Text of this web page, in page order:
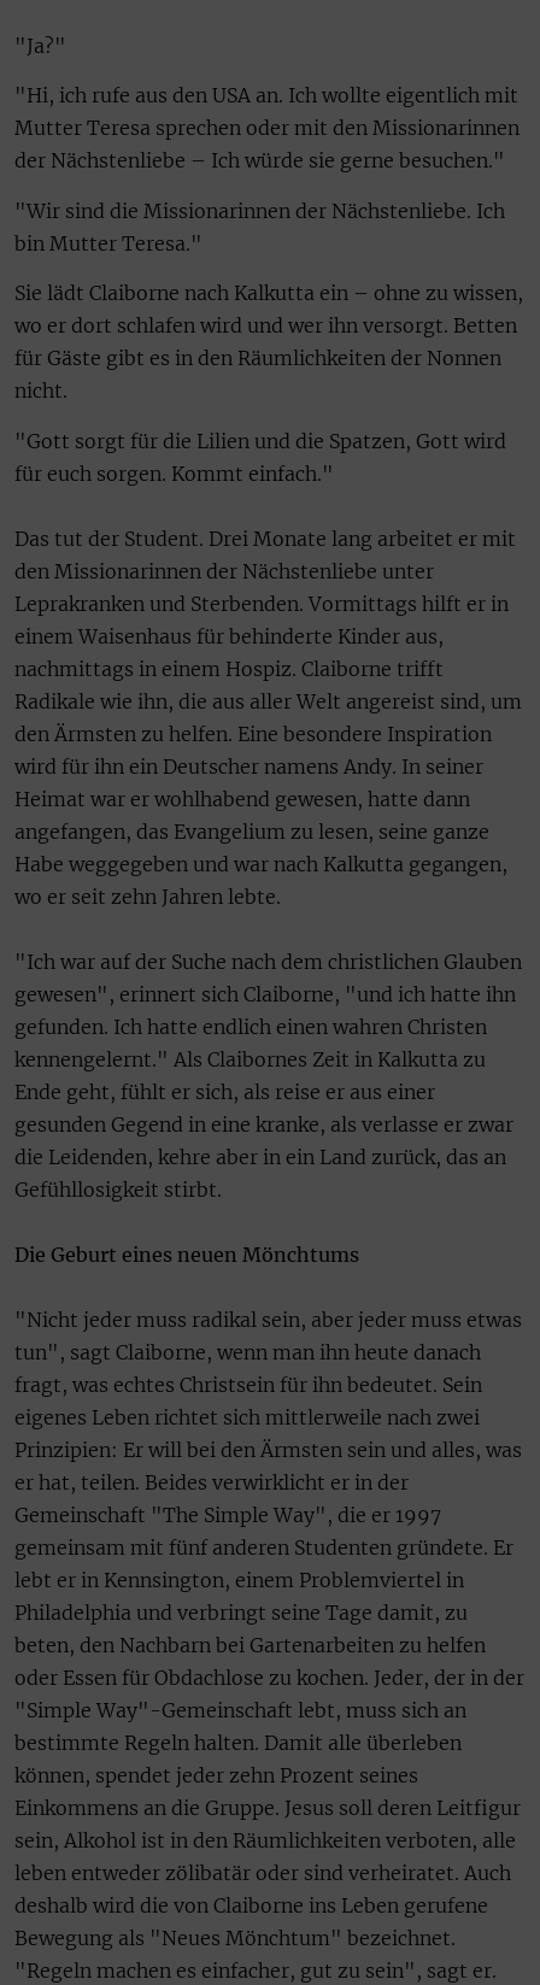
"Ja?"
"Hi, ich rufe aus den USA an. Ich wollte eigentlich mit
Mutter Teresa sprechen oder mit den Missionarinnen
der Nächstenliebe – Ich würde sie gerne besuchen."
"Wir sind die Missionarinnen der Nächstenliebe. Ich
bin Mutter Teresa."
Sie lädt Claiborne nach Kalkutta ein – ohne zu wissen,
wo er dort schlafen wird und wer ihn versorgt. Betten
für Gäste gibt es in den Räumlichkeiten der Nonnen
nicht.
"Gott sorgt für die Lilien und die Spatzen, Gott wird
für euch sorgen. Kommt einfach."
Das tut der Student. Drei Monate lang arbeitet er mit
den Missionarinnen der Nächstenliebe unter
Leprakranken und Sterbenden. Vormittags hilft er in
einem Waisenhaus für behinderte Kinder aus,
nachmittags in einem Hospiz. Claiborne trifft
Radikale wie ihn, die aus aller Welt angereist sind, um
den Ärmsten zu helfen. Eine besondere Inspiration
wird für ihn ein Deutscher namens Andy. In seiner
Heimat war er wohlhabend gewesen, hatte dann
angefangen, das Evangelium zu lesen, seine ganze
Habe weggegeben und war nach Kalkutta gegangen,
wo er seit zehn Jahren lebte.
"Ich war auf der Suche nach dem christlichen Glauben
gewesen", erinnert sich Claiborne, "und ich hatte ihn
gefunden. Ich hatte endlich einen wahren Christen
kennengelernt." Als Claibornes Zeit in Kalkutta zu
Ende geht, fühlt er sich, als reise er aus einer
gesunden Gegend in eine kranke, als verlasse er zwar
die Leidenden, kehre aber in ein Land zurück, das an
Gefühllosigkeit stirbt.
Die Geburt eines neuen Mönchtums
"Nicht jeder muss radikal sein, aber jeder muss etwas
tun", sagt Claiborne, wenn man ihn heute danach
fragt, was echtes Christsein für ihn bedeutet. Sein
eigenes Leben richtet sich mittlerweile nach zwei
Prinzipien: Er will bei den Ärmsten sein und alles, was
er hat, teilen. Beides verwirklicht er in der
Gemeinschaft "The Simple Way", die er 1997
gemeinsam mit fünf anderen Studenten gründete. Er
lebt er in Kennsington, einem Problemviertel in
Philadelphia und verbringt seine Tage damit, zu
beten, den Nachbarn bei Gartenarbeiten zu helfen
oder Essen für Obdachlose zu kochen. Jeder, der in der
"Simple Way"-Gemeinschaft lebt, muss sich an
bestimmte Regeln halten. Damit alle überleben
können, spendet jeder zehn Prozent seines
Einkommens an die Gruppe. Jesus soll deren Leitfigur
sein, Alkohol ist in den Räumlichkeiten verboten, alle
leben entweder zölibatär oder sind verheiratet. Auch
deshalb wird die von Claiborne ins Leben gerufene
Bewegung als "Neues Mönchtum" bezeichnet.
"Regeln machen es einfacher, gut zu sein", sagt er.